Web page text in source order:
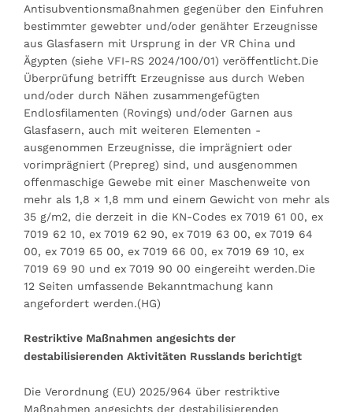
Antisubventionsmaßnahmen gegenüber den Einfuhren
bestimmter gewebter und/oder genähter Erzeugnisse
aus Glasfasern mit Ursprung in der VR China und
Ägypten (siehe VFI-RS 2024/100/01) veröffentlicht.Die
Überprüfung betrifft Erzeugnisse aus durch Weben
und/oder durch Nähen zusammengefügten
Endlosfilamenten (Rovings) und/oder Garnen aus
Glasfasern, auch mit weiteren Elementen -
ausgenommen Erzeugnisse, die imprägniert oder
vorimprägniert (Prepreg) sind, und ausgenommen
offenmaschige Gewebe mit einer Maschenweite von
mehr als 1,8 × 1,8 mm und einem Gewicht von mehr als
35 g/m2, die derzeit in die KN-Codes ex 7019 61 00, ex
7019 62 10, ex 7019 62 90, ex 7019 63 00, ex 7019 64
00, ex 7019 65 00, ex 7019 66 00, ex 7019 69 10, ex
7019 69 90 und ex 7019 90 00 eingereiht werden.Die
12 Seiten umfassende Bekanntmachung kann
angefordert werden.(HG)
Restriktive Maßnahmen angesichts der
destabilisierenden Aktivitäten Russlands berichtigt
Die Verordnung (EU) 2025/964 über restriktive
Maßnahmen angesichts der destabilisierenden